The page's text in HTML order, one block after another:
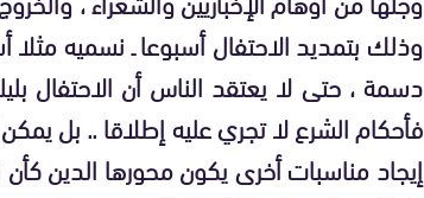
وذلك بتمديد الاحتفال أسبوعا ـ نسميه مثلا
دسمة ، حتى لا يعتقد الناس أن
فأحكام الشرع لا تجري عليه إطلاقا .. بل
إيجاد مناسبات أخرى يكون محورها الدين